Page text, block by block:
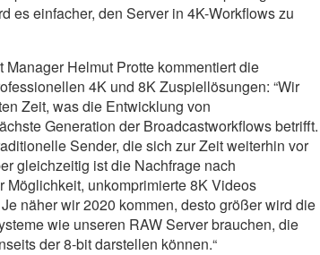
es einfacher, den Server in 4K-Workflows zu
Helmut Protte kommentiert die
4K und 8K Zuspiellösungen: “Wir
Zeit, was die Entwicklung von
Generation der Broadcastworkflows betrifft.
Sender, die sich zur Zeit weiterhin vor
gleichzeitig ist die Nachfrage nach
Möglichkeit, unkomprimierte 8K Videos
näher wir 2020 kommen, desto größer wird die
wie unseren RAW Server brauchen, die
der 8-bit darstellen können.“